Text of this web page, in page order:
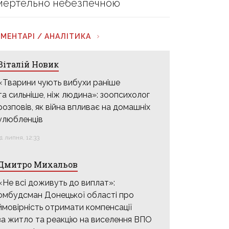
небезпечною
/ АНАЛІТИКА
Новик
чують вибухи раніше
сильніше, ніж людина»: зоопсихолог
як війна впливає на домашніх
липня, 12:33
Михальов
всі доживуть до виплат»:
Донецької області про
отримати компенсації
житло та реакцію на виселення ВПО